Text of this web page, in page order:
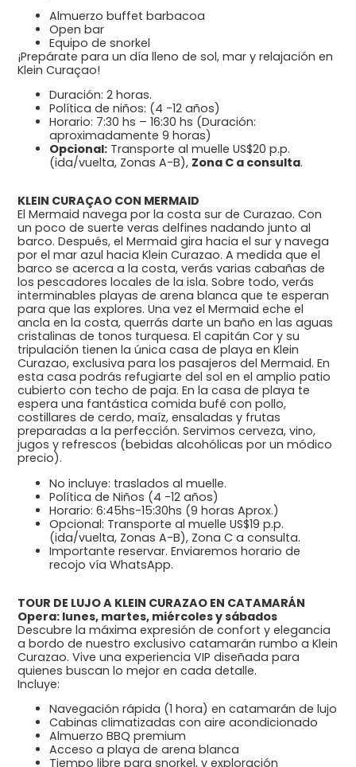
Almuerzo buffet barbacoa
Open bar
Equipo de snorkel
¡Prepárate para un día lleno de sol, mar y relajación en
Klein Curaçao!
Duración: 2 horas.
Política de niños: (4 -12 años)
Horario: 7:30 hs – 16:30 hs (Duración:
aproximadamente 9 horas)
Opcional: Transporte al muelle US$20 p.p.
(ida/vuelta, Zonas A-B), Zona C a consulta.
KLEIN CURAÇAO CON MERMAID
El Mermaid navega por la costa sur de Curazao. Con
un poco de suerte veras delfines nadando junto al
barco. Después, el Mermaid gira hacia el sur y navega
por el mar azul hacia Klein Curazao. A medida que el
barco se acerca a la costa, verás varias cabañas de
los pescadores locales de la isla. Sobre todo, verás
interminables playas de arena blanca que te esperan
para que las explores. Una vez el Mermaid eche el
ancla en la costa, querrás darte un baño en las aguas
cristalinas de tonos turquesa. El capitán Cor y su
tripulación tienen la única casa de playa en Klein
Curazao, exclusiva para los pasajeros del Mermaid. En
esta casa podrás refugiarte del sol en el amplio patio
cubierto con techo de paja. En la casa de playa te
espera una fantástica comida bufé con pollo,
costillares de cerdo, maíz, ensaladas y frutas
preparadas a la perfección. Servimos cerveza, vino,
jugos y refrescos (bebidas alcohólicas por un módico
precio).
No incluye: traslados al muelle.
Política de Niños (4 -12 años)
Horario: 6:45hs-15:30hs (9 horas Aprox.)
Opcional: Transporte al muelle US$19 p.p.
(ida/vuelta, Zonas A-B), Zona C a consulta.
Importante reservar. Enviaremos horario de
recojo vía WhatsApp.
TOUR DE LUJO A KLEIN CURAZAO EN CATAMARÁN
Opera: lunes, martes, miércoles y sábados
Descubre la máxima expresión de confort y elegancia
a bordo de nuestro exclusivo catamarán rumbo a Klein
Curazao. Vive una experiencia VIP diseñada para
quienes buscan lo mejor en cada detalle.
Incluye:
Navegación rápida (1 hora) en catamarán de lujo
Cabinas climatizadas con aire acondicionado
Almuerzo BBQ premium
Acceso a playa de arena blanca
Tiempo libre para snorkel, y exploración